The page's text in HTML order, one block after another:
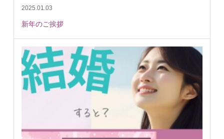
2025.01.03
新年のご挨拶